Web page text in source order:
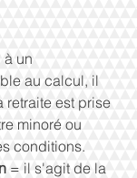
un
au calcul, il
retraite est prise
minoré ou
conditions.
= il s'agit de la